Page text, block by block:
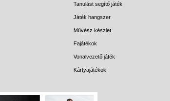
Tanulást segítő játék
Játék hangszer
Művész készlet
Fajátékok
Vonalvezető játék
Kártyajátékok